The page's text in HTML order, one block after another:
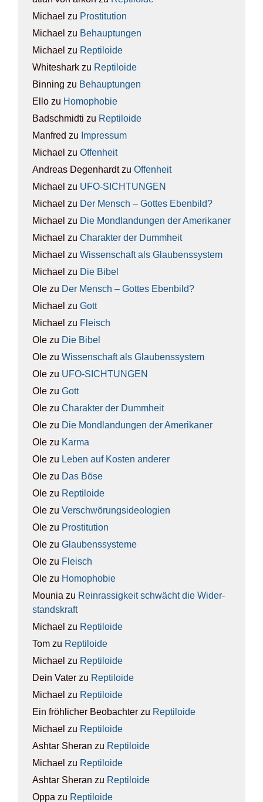
Michael zu Pro­sti­tu­ti­on
Michael zu Behaup­tun­gen
Michael zu Rep­ti­lo­ide
Whiteshark zu Rep­ti­lo­ide
Binning zu Behaup­tun­gen
Ello zu Homo­pho­bie
Badschmidti zu Rep­ti­lo­ide
Manfred zu Impres­sum
Michael zu Offen­heit
Andreas Degenhardtzu Offen­heit
Michael zu UFO-SICH­TUN­GEN
Michael zu Der Mensch – Got­tes Eben­bild?
Michael zu Die Mond­lan­dun­gen der Ame­ri­ka­ner
Michael zu Cha­rak­ter der Dumm­heit
Michael zu Wis­sen­schaft als Glau­bens­sys­tem
Michael zu Die Bibel
Ole zu Der Mensch – Got­tes Eben­bild?
Michael zu Gott
Michael zu Fleisch
Ole zu Die Bibel
Ole zu Wis­sen­schaft als Glau­bens­sys­tem
Ole zu UFO-SICH­TUN­GEN
Ole zu Gott
Ole zu Cha­rak­ter der Dumm­heit
Ole zu Die Mond­lan­dun­gen der Ame­ri­ka­ner
Ole zu Kar­ma
Ole zu Leben auf Kos­ten ande­rer
Ole zu Das Böse
Ole zu Rep­ti­lo­ide
Ole zu Ver­schwö­rungs­ideo­lo­gien
Ole zu Pro­sti­tu­ti­on
Ole zu Glau­bens­sys­te­me
Ole zu Fleisch
Ole zu Homo­pho­bie
Mounia zu Rein­ras­sig­keit schwächt die Wider­
stands­kraft
Michael zu Rep­ti­lo­ide
Tom zu Rep­ti­lo­ide
Michael zu Rep­ti­lo­ide
Dein Vater zu Rep­ti­lo­ide
Michael zu Rep­ti­lo­ide
Ein fröhlicher Beobachter zu Rep­ti­lo­ide
Michael zu Rep­ti­lo­ide
Ashtar Sheran zu Rep­ti­lo­ide
Michael zu Rep­ti­lo­ide
Ashtar Sheran zu Rep­ti­lo­ide
Oppa zu Rep­ti­lo­ide